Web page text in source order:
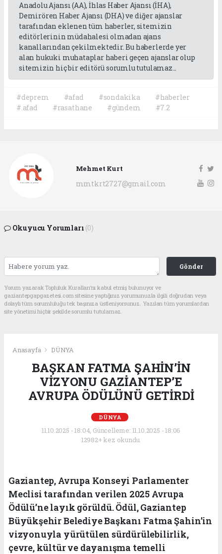
Anadolu Ajansı (AA), İhlas Haber Ajansı (İHA),
Demirören Haber Ajansı (DHA) ve diğer ajanslar
tarafından eklenen tüm haberler, sitemizin
editörlerinin müdahalesi olmadan ajans
kanallarından çekilmektedir. Bu haberlerde yer
alan hukuki muhataplar haberi geçen ajanslar olup
sitemizin hiç bir editörü sorumlu tutulamaz...
#deprem #afad #sondakika
#haberler
#.afad
#rasathane #gündem #7.2
Mehmet Kurt
mmtkrt2727@gmail.com
Okuyucu Yorumları (0)
Gönder
Yorum yazarak Topluluk Kuralları’nı kabul etmiş bulunuyor ve
gaziantepgapgazetesi.com sitesine yaptığınız yorumunuzla ilgili doğrudan veya
dolaylı tüm sorumluluğu tek başınıza üstleniyorsunuz. Yazılan tüm yorumlardan
site yönetimi hiçbir şekilde sorumlu tutulamaz.
Anasayfa DÜNYA
BAŞKAN FATMA ŞAHİN’İN
VİZYONU GAZİANTEP’E
AVRUPA ÖDÜLÜNÜ GETİRDİ
DÜNYA
11.10.2025 - 18:04, Güncelleme: 11.10.2025 - 18:06
12982+ kez okundu.
Gaziantep, Avrupa Konseyi Parlamenter
Meclisi tarafından verilen 2025 Avrupa
Ödülü’ne layık görüldü. Ödül, Gaziantep
Büyükşehir Belediye Başkanı Fatma Şahin’in
vizyonuyla yürütülen sürdürülebilirlik,
çevre, kültür ve dayanışma temelli